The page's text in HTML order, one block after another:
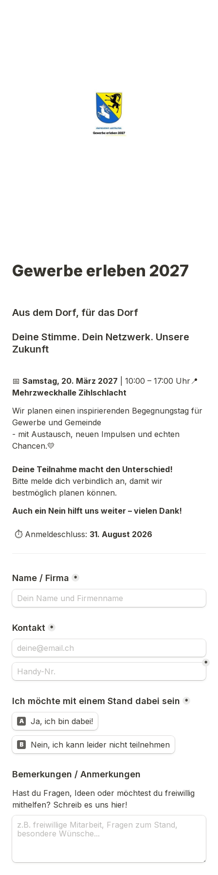
Aus dem Dorf, für das Dorf
Deine Stimme. Dein Netzwerk. Unsere
📅 Samstag, 20. März 2027
Mehrzweckhalle Zihlschlacht
Wir planen einen inspirierenden Begegnungstag für
Gewerbe und Gemeinde
- mit Austausch, neuen Impulsen und echten
Chancen.💛
Deine Teilnahme macht den Unterschied!
Bitte melde dich verbindlich an, damit wir
bestmöglich planen können.
Auch ein Nein hilft uns weiter – vielen Dank!
⏱ Anmeldeschluss: 31. August 2026
Name / Firma *
Kontakt *
*
Ich möchte mit einem Stand dabei sein *
A Ja, ich bin dabei!
B Nein, ich kann leider nicht teilnehmen
Bemerkungen / Anmerkungen
Hast du Fragen, Ideen oder möchtest du freiwillig
mithelfen? Schreib es uns hier!